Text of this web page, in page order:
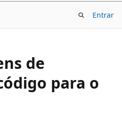
Entrar
de
para o